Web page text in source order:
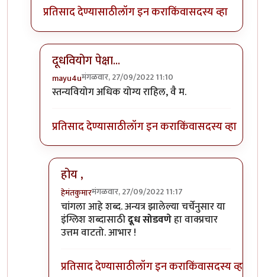
प्रतिसाद देण्यासाठीलॉग इन कराकिंवासदस्य व्हा
दूधवियोग पेक्षा...
mayu4uमंगळवार, 27/09/2022 11:10
In reply toदूधवियोगbyहेमंतकुमार
स्तन्यवियोग अधिक योग्य राहिल, वै म.
प्रतिसाद देण्यासाठीलॉग इन कराकिंवासदस्य व्हा
होय ,
हेमंतकुमारमंगळवार, 27/09/2022 11:17
In reply toदूधवियोग पेक्षा...bymayu4u
चांगला आहे शब्द. अन्यत्र झालेल्या चर्चेनुसार या
इंग्लिश शब्दासाठीदूध सोडवणेहा वाक्प्रचार
उत्तम वाटतो. आभार !
प्रतिसाद देण्यासाठीलॉग इन कराकिंवासदस्य व्हा